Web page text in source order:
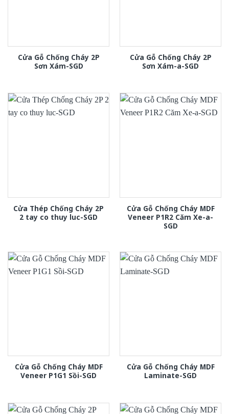
Cửa Gỗ Chống Cháy 2P
Sơn Xám-SGD
Cửa Gỗ Chống Cháy 2P
Sơn Xám-a-SGD
Cửa Thép Chống Cháy 2P
2 tay co thuy luc-SGD
Cửa Gỗ Chống Cháy MDF
Veneer P1R2 Căm Xe-a-
SGD
Cửa Gỗ Chống Cháy MDF
Veneer P1G1 Sồi-SGD
Cửa Gỗ Chống Cháy MDF
Laminate-SGD